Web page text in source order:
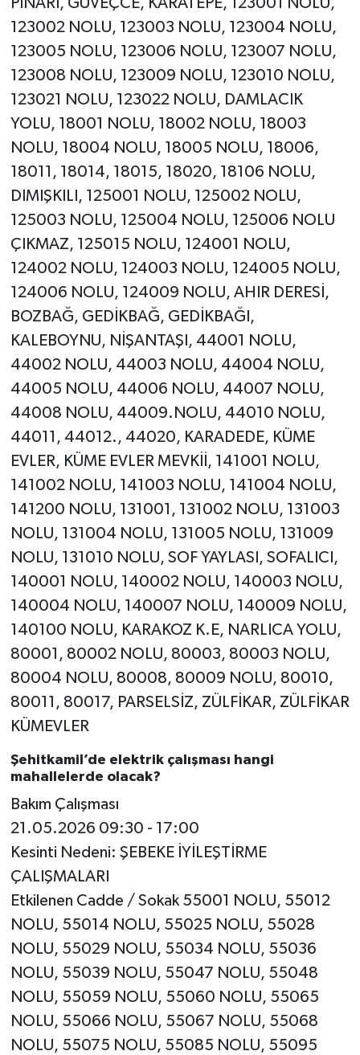
123002 NOLU, 123003 NOLU, 123004 NOLU,
123005 NOLU, 123006 NOLU, 123007 NOLU,
123008 NOLU, 123009 NOLU, 123010 NOLU,
123021 NOLU, 123022 NOLU, DAMLACIK
YOLU, 18001 NOLU, 18002 NOLU, 18003
NOLU, 18004 NOLU, 18005 NOLU, 18006,
18011, 18014, 18015, 18020, 18106 NOLU,
DIMIŞKILI, 125001 NOLU, 125002 NOLU,
125003 NOLU, 125004 NOLU, 125006 NOLU
ÇIKMAZ, 125015 NOLU, 124001 NOLU,
124002 NOLU, 124003 NOLU, 124005 NOLU,
124006 NOLU, 124009 NOLU, AHIR DERESİ,
BOZBAĞ, GEDİKBAĞ, GEDİKBAĞI,
KALEBOYNU, NİŞANTAŞI, 44001 NOLU,
44002 NOLU, 44003 NOLU, 44004 NOLU,
44005 NOLU, 44006 NOLU, 44007 NOLU,
44008 NOLU, 44009.NOLU, 44010 NOLU,
44011, 44012., 44020, KARADEDE, KÜME
EVLER, KÜME EVLER MEVKİİ, 141001 NOLU,
141002 NOLU, 141003 NOLU, 141004 NOLU,
141200 NOLU, 131001, 131002 NOLU, 131003
NOLU, 131004 NOLU, 131005 NOLU, 131009
NOLU, 131010 NOLU, SOF YAYLASI, SOFALICI,
140001 NOLU, 140002 NOLU, 140003 NOLU,
140004 NOLU, 140007 NOLU, 140009 NOLU,
140100 NOLU, KARAKOZ K.E, NARLICA YOLU,
80001, 80002 NOLU, 80003, 80003 NOLU,
80004 NOLU, 80008, 80009 NOLU, 80010,
80011, 80017, PARSELSİZ, ZÜLFİKAR, ZÜLFİKAR
KÜMEVLER
Şehitkamil’de elektrik çalışması hangi
mahallelerde olacak?
Bakım Çalışması
21.05.2026 09:30 - 17:00
Kesinti Nedeni: ŞEBEKE İYİLEŞTİRME
ÇALIŞMALARI
Etkilenen Cadde / Sokak 55001 NOLU, 55012
NOLU, 55014 NOLU, 55025 NOLU, 55028
NOLU, 55029 NOLU, 55034 NOLU, 55036
NOLU, 55039 NOLU, 55047 NOLU, 55048
NOLU, 55059 NOLU, 55060 NOLU, 55065
NOLU, 55066 NOLU, 55067 NOLU, 55068
NOLU, 55075 NOLU, 55085 NOLU, 55095